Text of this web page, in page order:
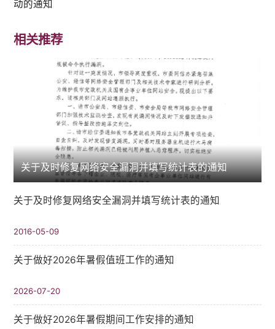
动的通知
相关推荐
关于及时修复网络安全漏洞并填写统计表的通知
关于及时修复网络安全漏洞并填写统计表的通知
2016-05-09
关于做好2026年暑假值班工作的通知
2026-07-20
关于做好2026年暑假期间工作安排的通知